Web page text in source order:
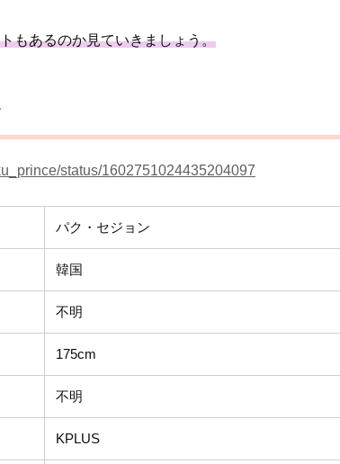
もあるのか見ていきましょう。
status/1602751024435204097
パク・セジョン
韓国
不明
175cm
不明
KPLUS